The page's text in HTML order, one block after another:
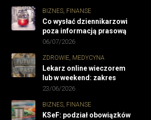
BIZNES, FINANSE
Co wysłać dziennikarzowi
poza informacją prasową
06/07/2026
ZDROWIE, MEDYCYNA
Lekarz online wieczorem
lub w weekend: zakres
23/06/2026
BIZNES, FINANSE
KSeF: podział obowiązków